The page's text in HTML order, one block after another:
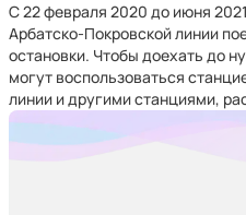
С 22 февраля 2020 до июня
Арбатско-Покровской линии
остановки. Чтобы доехать до
могут воспользоваться
линии и другими станциями,